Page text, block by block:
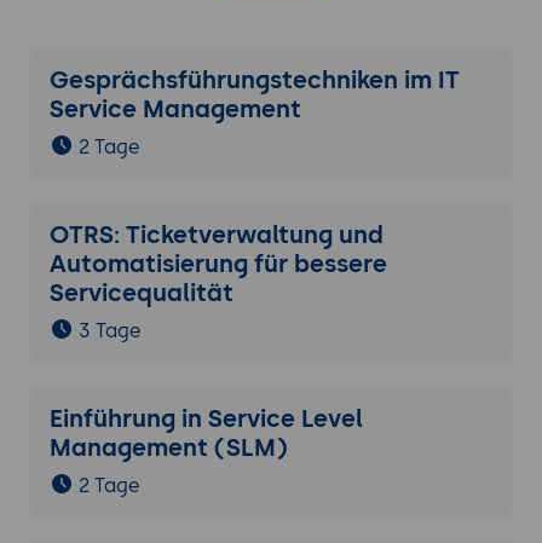
Gesprächsführungstechniken im IT
Service Management
2 Tage
OTRS: Ticketverwaltung und
Automatisierung für bessere
Servicequalität
3 Tage
Einführung in Service Level
Management (SLM)
2 Tage